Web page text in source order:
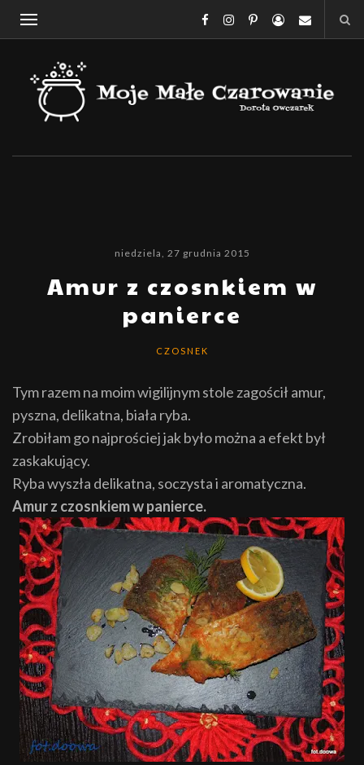
niedziela, 27 grudnia 2015
Amur z czosnkiem w
panierce
CZOSNEK
Tym razem na moim wigilijnym stole zagościł amur,
pyszna, delikatna, biała ryba.
Zrobiłam go najprościej jak było można a efekt był
zaskakujący.
Ryba wyszła delikatna, soczysta i aromatyczna.
Amur z czosnkiem w panierce.